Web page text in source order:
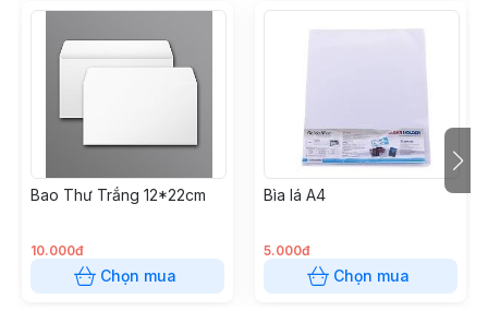
Bao Thư Trắng 12*22cm
10.000đ
Chọn mua
Bìa lá A4
5.000đ
Chọn mua